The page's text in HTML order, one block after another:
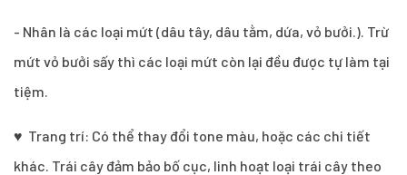
- Nhân là các loại mứt (dâu tây, dâu tằm, dứa, vỏ bưởi.). Trừ
mứt vỏ bưởi sấy thì các loại mứt còn lại đều được tự làm tại
tiệm.
♥ Trang trí: Có thể thay đổi tone màu, hoặc các chi tiết
khác. Trái cây đảm bảo bố cục, linh hoạt loại trái cây theo